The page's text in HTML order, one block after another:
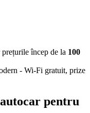
încep de la 100
- Wi-Fi gratuit, prize
pentru